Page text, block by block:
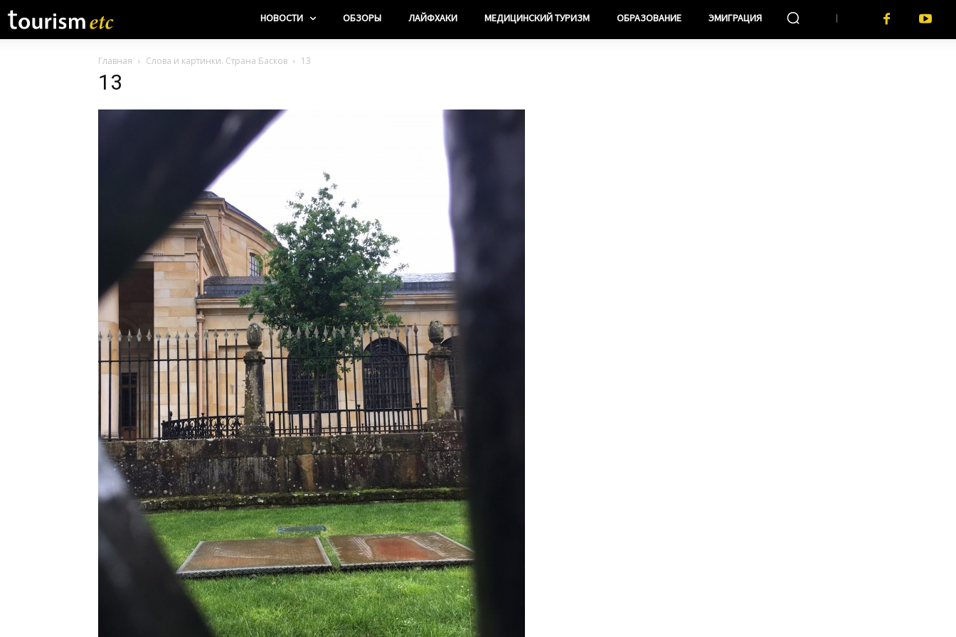
НОВОСТИ ОБЗОРЫ ЛАЙФХАКИ МЕДИЦИНСКИЙ ТУРИЗМ ОБРАЗОВАНИЕ ЭМИГРАЦИЯ
Главная Слова и картинки. Страна Басков 13
13